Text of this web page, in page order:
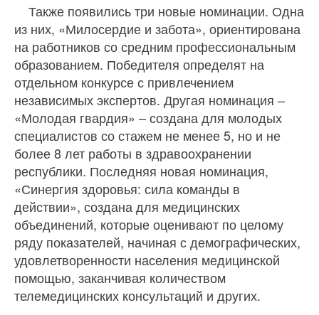
Также появились три новые номинации. Одна
из них, «Милосердие и забота», ориентирована
на работников со средним профессиональным
образованием. Победителя определят на
отдельном конкурсе с привлечением
независимых экспертов. Другая номинация –
«Молодая гвардия» – создана для молодых
специалистов со стажем не менее 5, но и не
более 8 лет работы в здравоохранении
республики. Последняя новая номинация,
«Синергия здоровья: сила команды в
действии», создана для медицинских
объединений, которые оценивают по целому
ряду показателей, начиная с демографических,
удовлетворенности населения медицинской
помощью, заканчивая количеством
телемедицинских консультаций и других.